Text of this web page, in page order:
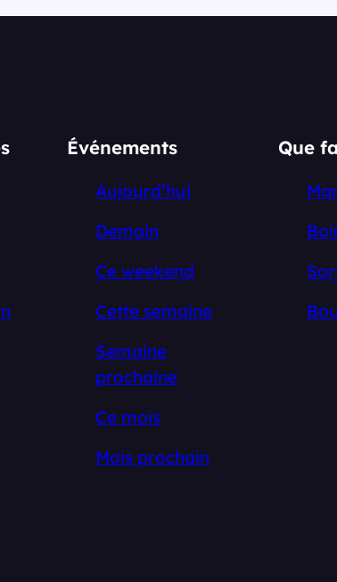
Événements
Aujourd’hui
Demain
Ce weekend
Cette semaine
Semaine
prochaine
Ce mois
Mois prochain
Que